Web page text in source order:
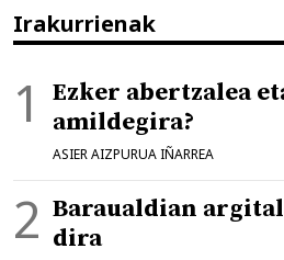
Irakurrienak
Ezker abertzalea
amildegira?
ASIER AIZPURUA IÑARREA
Baraualdian
dira